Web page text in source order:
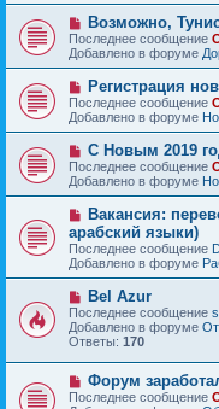
е
н
и
е
е
с
о
о
б
щ
е
н
и
е
Н
о
в
о
е
с
о
о
б
щ
е
н
и
е
Возможно,
Последнее сообщение
Добавлено в форуме
Н
о
в
о
с
о
о
б
щ
е
н
и
е
Регистрация
Последнее сообщение
Добавлено в форуме
Н
о
в
о
е
с
о
о
б
щ
е
н
и
е
С Новым 2019
Последнее сообщение
Добавлено в форуме
Н
в
о
е
с
о
б
щ
и
е
Вакансия:
арабский языки)
Последнее сообщение
Добавлено в форуме
Н
о
в
о
е
с
о
о
Bel Azur
Последнее сообщение
Добавлено в форуме
Ответы: 170
Н
о
Форум
Последнее сообщение